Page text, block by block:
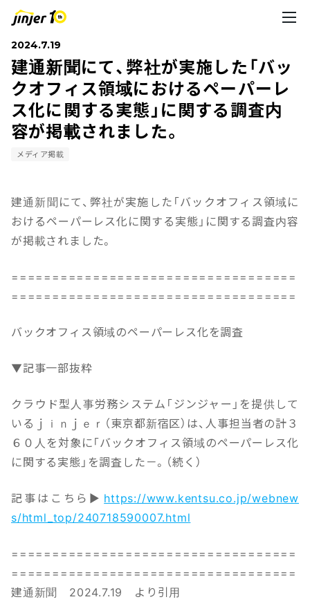
2024.7.19
建通新聞にて、弊社が実施した「バッ
クオフィス領域におけるペーパーレ
ス化に関する実態」に関する調査内
容が掲載されました。
メディア掲載
建通新聞にて、弊社が実施した「バックオフィス領域に
おけるペーパーレス化に関する実態」に関する調査内容
が掲載されました。
===================================
===================================
バックオフィス領域のペーパーレス化を調査
▼記事一部抜粋
クラウド型人事労務システム「ジンジャー」を提供して
いるｊｉｎｊｅｒ（東京都新宿区）は、人事担当者の計３
６０人を対象に「バックオフィス領域のペーパーレス化
に関する実態」を調査した－。（続く）
記事はこちら▶ https://www.kentsu.co.jp/webnew
s/html_top/240718590007.html
===================================
===================================
建通新聞 2024.7.19 より引用